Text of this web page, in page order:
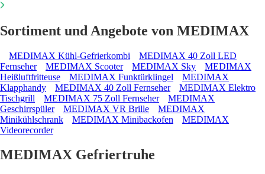
Sortiment und Angebote von MEDIMAX
MEDIMAX Kühl-Gefrierkombi
MEDIMAX 40 Zoll LED
Fernseher
MEDIMAX Scooter MEDIMAX Sky
MEDIMAX
Heißluftfritteuse
MEDIMAX Funktürklingel
MEDIMAX
Klapphandy
MEDIMAX 40 Zoll Fernseher
MEDIMAX Elektro
Tischgrill
MEDIMAX 75 Zoll Fernseher
MEDIMAX
Geschirrspüler
MEDIMAX VR Brille
MEDIMAX
Minikühlschrank
MEDIMAX Minibackofen
MEDIMAX
Videorecorder
MEDIMAX Gefriertruhe